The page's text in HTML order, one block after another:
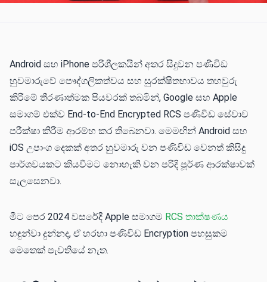
Android සහ iPhone පරිශීලකයින් අතර සිදුවන පණිවිඩ
හුවමාරුවේ පෞද්ගලිකත්වය සහ සුරක්ෂිතභාවය තහවුරු
කිරීමේ තීරණාත්මක පියවරක් තබමින්, Google සහ Apple
සමාගම් එක්ව End-to-End Encrypted RCS පණිවිඩ සේවාව
පරීක්ෂා කිරීම ආරම්භ කර තිබෙනවා. මෙමඟින් Android සහ
iOS උපාංග දෙකක් අතර හුවමාරු වන පණිවිඩ වෙනත් කිසිදු
පාර්ශවයකට කියවීමට නොහැකි වන පරිදි පූර්ණ ආරක්ෂාවක්
සැලසෙනවා.
මීට පෙර 2024 වසරේදී Apple සමාගම RCS තාක්ෂණය
හඳුන්වා දුන්නද, ඒ හරහා පණිවිඩ Encryption පහසුකම
මෙතෙක් පැවතියේ නැත.